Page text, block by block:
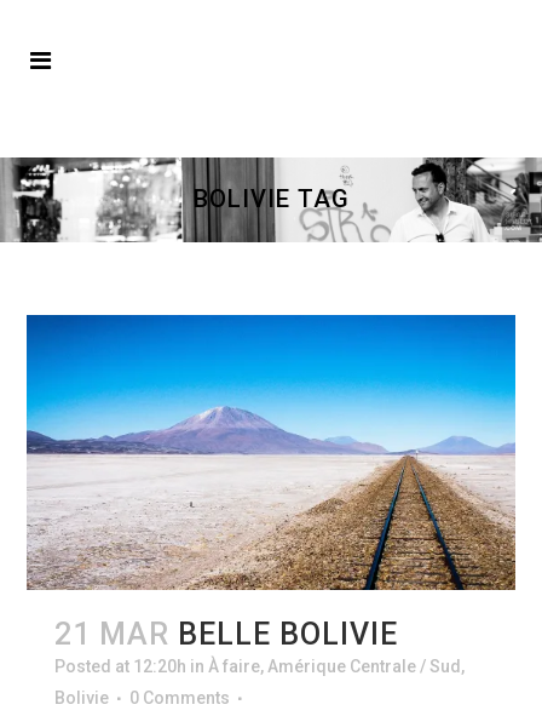
BOLIVIE TAG
21 MAR BELLE BOLIVIE
Posted at 12:20h in À faire, Amérique Centrale / Sud,
Bolivie
0 Comments